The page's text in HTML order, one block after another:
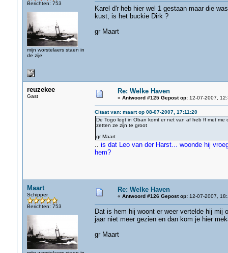
Berichten: 753
mijn worstelaers staen in
de zije
Karel d'r heb hier wel 1 gestaan maar die
kust, is het buckie Dirk ?
gr Maart
reuzekee
Gast
Re: Welke Haven
« Antwoord #125 Gepost op:12-07-2007,
Citaat van: maart op 08-07-2007, 17:11:20
De Togo legt in Oban komt er net van af heb ff met
zetten ze zijn te groot
gr Maart
.. is dat Leo van der Harst... woonde hij
hem?
Maart
Schipper
Berichten: 753
Re: Welke Haven
« Antwoord #126 Gepost op:12-07-2007,
Dat is hem hij woont er weer vertelde hij mij
jaar niet meer gezien en dan kom je hier
gr Maart